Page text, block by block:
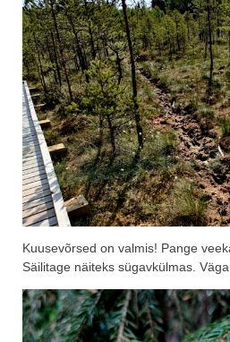
Kuusevõrsed on valmis! Pange
Säilitage näiteks sügavkülmas.